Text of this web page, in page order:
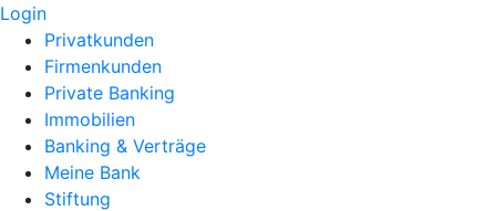
Login
Privatkunden
Firmenkunden
Private Banking
Immobilien
Banking & Verträge
Meine Bank
Stiftung